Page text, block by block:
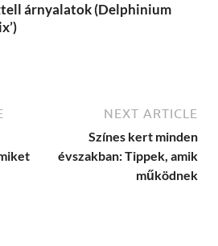
árnyalatok (Delphinium
NEXT ARTICLE
Színes kert minden
évszakban: Tippek, amik
működnek